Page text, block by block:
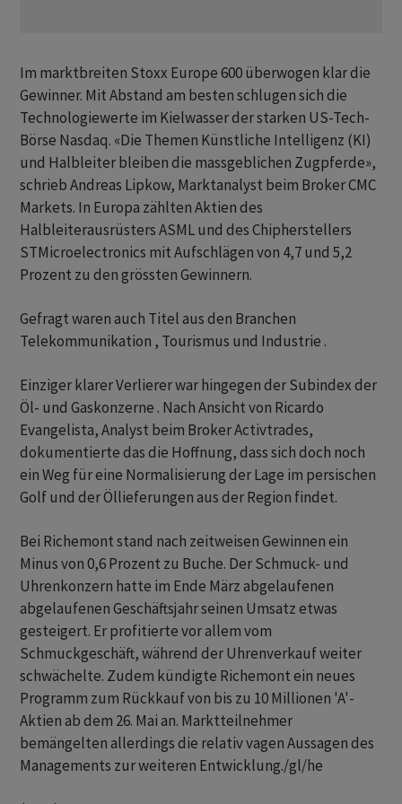
Im marktbreiten Stoxx Europe 600 überwogen klar die
Gewinner. Mit Abstand am besten schlugen sich die
Technologiewerte im Kielwasser der starken US-Tech-
Börse Nasdaq. «Die Themen Künstliche Intelligenz (KI)
und Halbleiter bleiben die massgeblichen Zugpferde»,
schrieb Andreas Lipkow, Marktanalyst beim Broker CMC
Markets. In Europa zählten Aktien des
Halbleiterausrüsters ASML und des Chipherstellers
STMicroelectronics mit Aufschlägen von 4,7 und 5,2
Prozent zu den grössten Gewinnern.
Gefragt waren auch Titel aus den Branchen
Telekommunikation , Tourismus und Industrie .
Einziger klarer Verlierer war hingegen der Subindex der
Öl- und Gaskonzerne . Nach Ansicht von Ricardo
Evangelista, Analyst beim Broker Activtrades,
dokumentierte das die Hoffnung, dass sich doch noch
ein Weg für eine Normalisierung der Lage im persischen
Golf und der Öllieferungen aus der Region findet.
Bei Richemont stand nach zeitweisen Gewinnen ein
Minus von 0,6 Prozent zu Buche. Der Schmuck- und
Uhrenkonzern hatte im Ende März abgelaufenen
abgelaufenen Geschäftsjahr seinen Umsatz etwas
gesteigert. Er profitierte vor allem vom
Schmuckgeschäft, während der Uhrenverkauf weiter
schwächelte. Zudem kündigte Richemont ein neues
Programm zum Rückkauf von bis zu 10 Millionen 'A'-
Aktien ab dem 26. Mai an. Marktteilnehmer
bemängelten allerdings die relativ vagen Aussagen des
Managements zur weiteren Entwicklung./gl/he